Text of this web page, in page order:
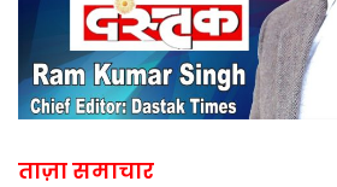
ताज़ा समाचार